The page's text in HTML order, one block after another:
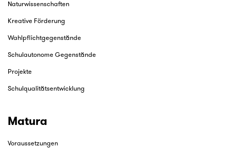
Naturwissenschaften
Kreative Förderung
Wahlpflichtgegenstände
Schulautonome Gegenstände
Projekte
Schulqualitätsentwicklung
Matura
Voraussetzungen